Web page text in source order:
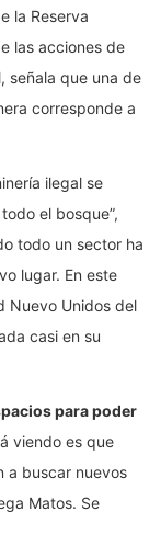
la Reserva
las acciones de
señala que una de
corresponde a
ilegal se
el bosque”,
todo un sector ha
lugar. En este
Nuevo Unidos del
casi en su
para poder
viendo es que
a buscar nuevos
Matos. Se